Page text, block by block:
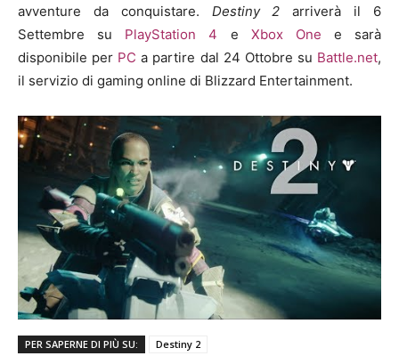
avventure da conquistare. Destiny 2 arriverà il 6
Settembre su PlayStation 4 e Xbox One e sarà
disponibile per PC a partire dal 24 Ottobre su Battle.net,
il servizio di gaming online di Blizzard Entertainment.
PER SAPERNE DI PIÙ SU: Destiny 2